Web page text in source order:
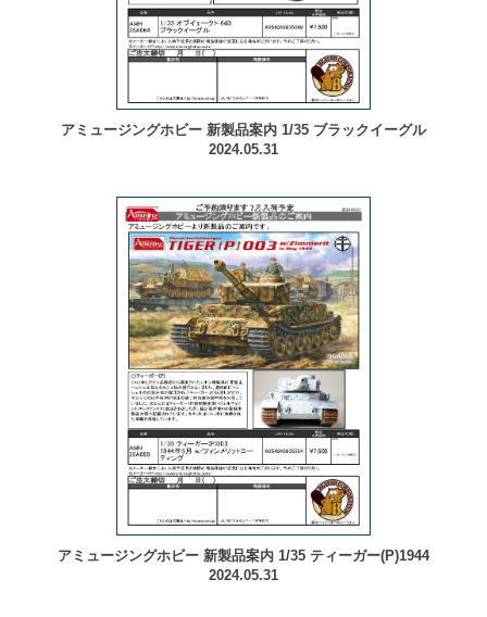
アミュージングホビー 新製品案内 1/35 ブラックイーグル
2024.05.31
アミュージングホビー 新製品案内 1/35 ティーガー(P)1944
2024.05.31